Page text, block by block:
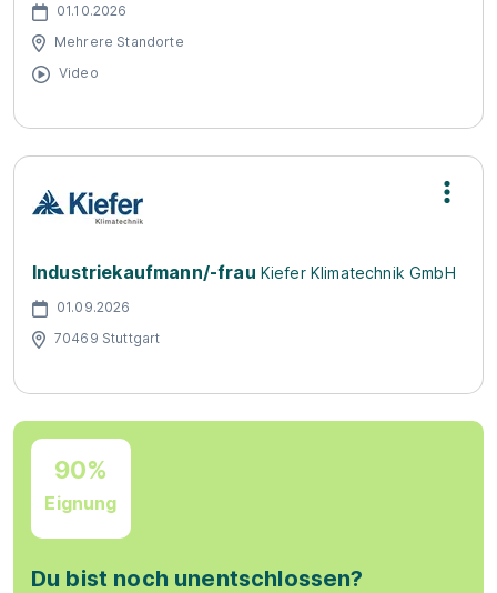
01.10.2026
Mehrere Standorte
Video
Industriekaufmann/-frau Kiefer Klimatechnik GmbH
01.09.2026
70469 Stuttgart
90%
Eignung
Du bist noch unentschlossen?